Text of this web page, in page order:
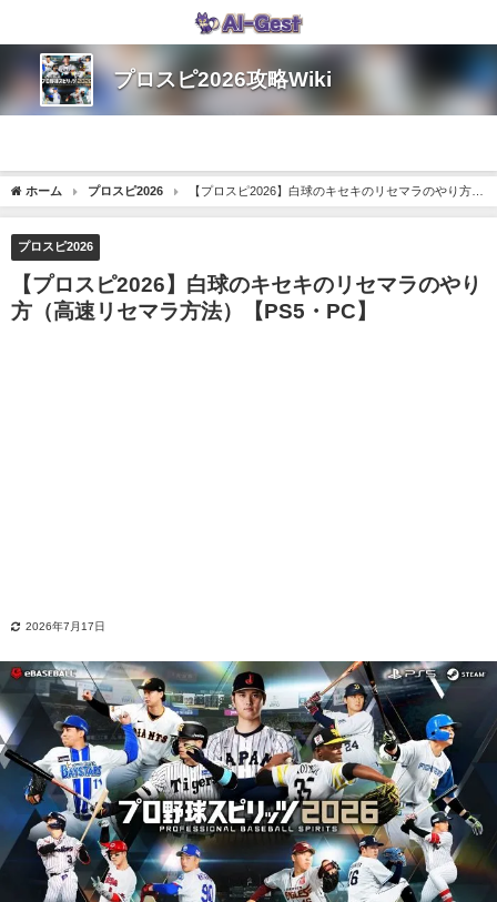
プロスピ2026攻略Wiki
ホーム プロスピ2026
【プロスピ2026】白球のキセキのリセマラのやり方
（高速リセマラ方法）【PS5・PC】
プロスピ2026
【プロスピ2026】白球のキセキのリセマラのやり
方（高速リセマラ方法）【PS5・PC】
2026年7月17日